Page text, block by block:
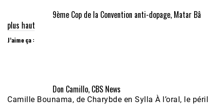
9ème Cop de la Convention anti-dopage, Matar Bâ
plus haut
J’aime ça :
Don Camillo, CBS News
Camille Bounama, de Charybde en Sylla À l’oral, le péril